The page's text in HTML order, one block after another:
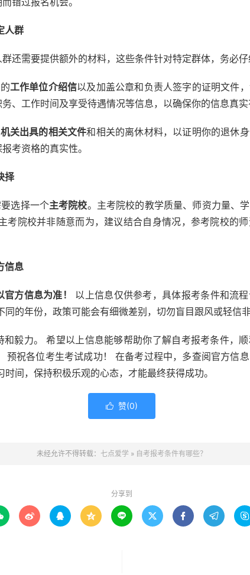
人群
还需要提供额外的材料，这些条件针对特定群体，务必仔
工作单位介绍信以及加盖公章和负责人签字的证明文件
、工作时间及享受待遇情况等信息，以确保你的信息真实
关出具的相关文件和相关的离休材料，以证明你的退休
考资格的真实性。
择
选择一个主考院校。主考院校的教学质量、师资力量、
考院校并非随意而为，建议结合自身情况，参考院校的
信息
官方信息为准！
以上信息仅供参考，具体报考条件和流
的年份，政策可能会有细微差别，切勿盲目跟风或轻信非
和毅力。 希望以上信息能够帮助你了解自考报考条件，
预祝各位考生考试成功！ 在备考过程中，多查阅官方信
间，保持积极乐观的心态，才能最终获得成功。
 赞(0)
未经允许不得转载： 七点爱学 » 自考报考条件有哪些？
分享到
       